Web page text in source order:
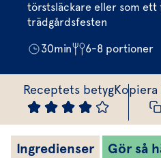
törstsläckare eller som ett
trädgårdsfesten
30min 6-8 portioner
Receptets betygKopiera
Ingredienser Gör så